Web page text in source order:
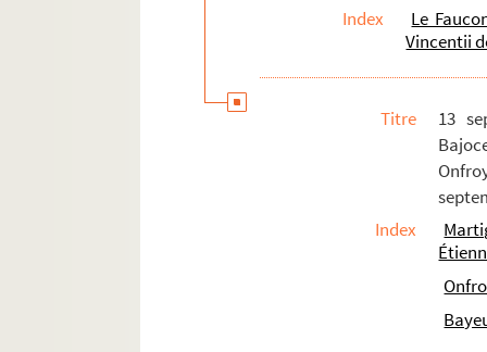
53. « Table alphabétique des matières
54. « Mémoire du parlement de Paris au sujet
57. « Remarques de M. de La Huberdière
Index
Le
Vincentii
Titre
13
Index